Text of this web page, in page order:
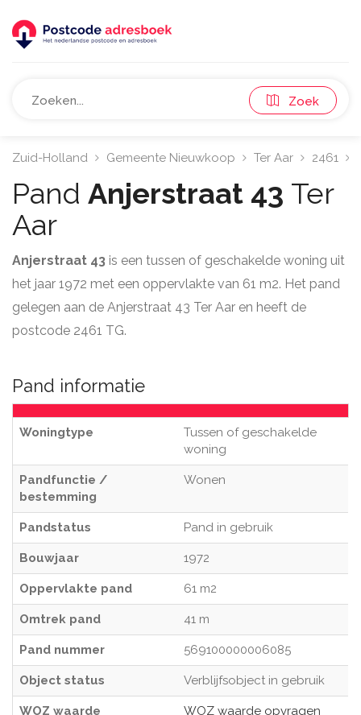
Zoek
Zuid-Holland Gemeente Nieuwkoop Ter Aar 2461
Pand Anjerstraat 43 Ter
Aar
Anjerstraat 43 is een tussen of geschakelde woning uit
het jaar 1972 met een oppervlakte van 61 m2. Het pand
gelegen aan de Anjerstraat 43 Ter Aar en heeft de
postcode 2461 TG.
Pand informatie
Woningtype
Tussen of geschakelde
woning
Pandfunctie /
bestemming
Wonen
Pandstatus Pand in gebruik
Bouwjaar 1972
Oppervlakte pand 61 m2
Omtrek pand 41 m
Pand nummer 569100000006085
Object status Verblijfsobject in gebruik
WOZ waarde
WOZ waarde opvragen